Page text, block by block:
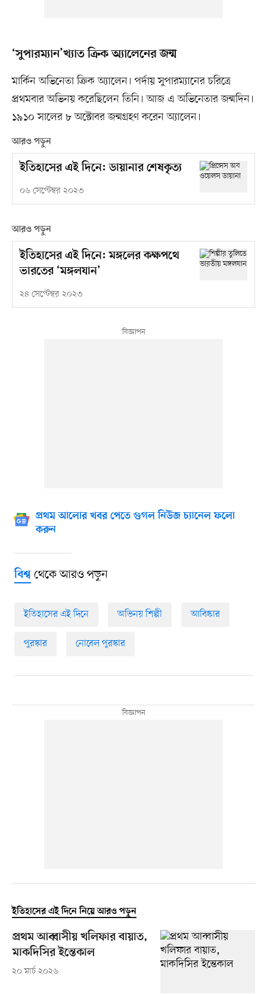
‘সুপারম্যান’খ্যাত ক্রিক অ্যালেনের জন্ম
মার্কিন অভিনেতা ক্রিক অ্যালেন। পর্দায় সুপারম্যানের চরিত্রে
প্রথমবার অভিনয় করেছিলেন তিনি। আজ এ অভিনেতার জন্মদিন।
১৯১০ সালের ৮ অক্টোবর জন্মগ্রহণ করেন অ্যালেন।
আরও পড়ুন
ইতিহাসের এই দিনে: ডায়ানার শেষকৃত্য
০৬ সেপ্টেম্বর ২০২৩
আরও পড়ুন
ইতিহাসের এই দিনে: মঙ্গলের কক্ষপথে
ভারতের ‘মঙ্গলযান’
২৪ সেপ্টেম্বর ২০২৩
প্রথম আলোর খবর পেতে গুগল নিউজ চ্যানেল ফলো
করুন
বিশ্বথেকে আরও পড়ুন
ইতিহাসের এই দিনে অভিনয় শিল্পী আবিষ্কার
পুরস্কার নোবেল পুরস্কার
ইতিহাসের এই দিনে নিয়ে আরও পড়ুন
প্রথম আব্বাসীয় খলিফার বায়াত,
মাকদিসির ইন্তেকাল
২০ মার্চ ২০২৬